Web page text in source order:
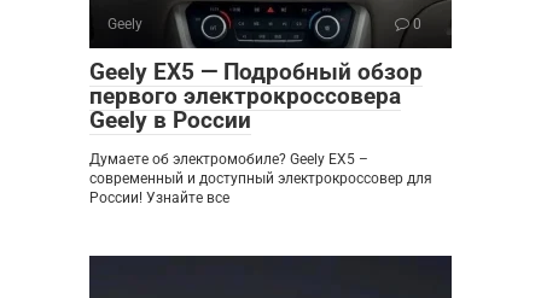
Geely 0
Geely EX5 — Подробный обзор
первого электрокроссовера
Geely в России
Думаете об электромобиле? Geely EX5 –
современный и доступный электрокроссовер для
России! Узнайте все